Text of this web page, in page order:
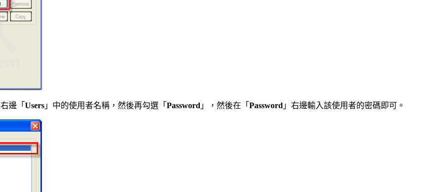
邊「 Users 」中的使用者名稱，然後再勾選「 Password 」，然後在「 Password 」右邊輸入該使用者的密碼即可。